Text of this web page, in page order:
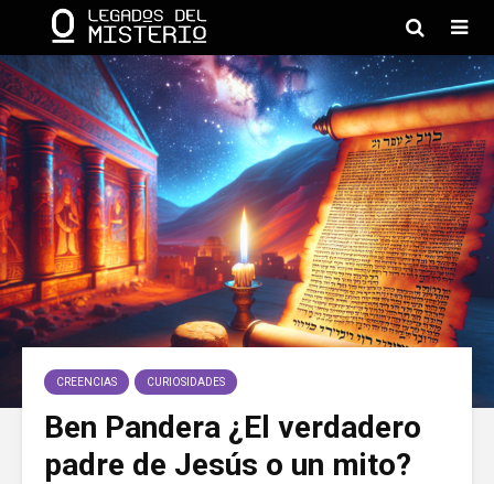
CREENCIAS CURIOSIDADES
Ben Pandera ¿El verdadero
padre de Jesús o un mito?